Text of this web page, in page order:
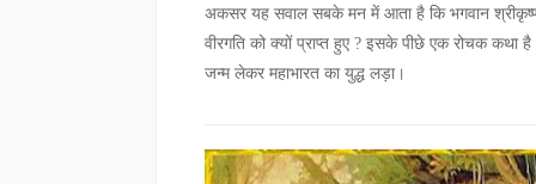
अकसर यह सवाल सबके मन में आता है कि भगवान
वीरगति को क्यों प्राप्त हुए ? इसके पीछे एक रोचक कथा
जन्म लेकर महाभारत का युद्ध लड़ा।